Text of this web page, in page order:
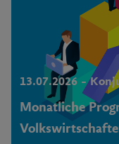
13.07.2026 –
Monatliche